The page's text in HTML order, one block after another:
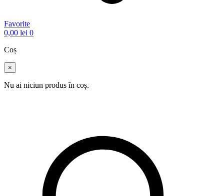
Favorite
0,00 lei 0
Coș
×
Nu ai niciun produs în coș.